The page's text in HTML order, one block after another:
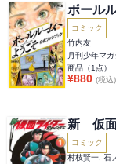
ボール
コミック
竹内友
月刊少年マガ
商品（1 点）
¥880 (税込)
新 仮面
コミック
村枝賢一, 石